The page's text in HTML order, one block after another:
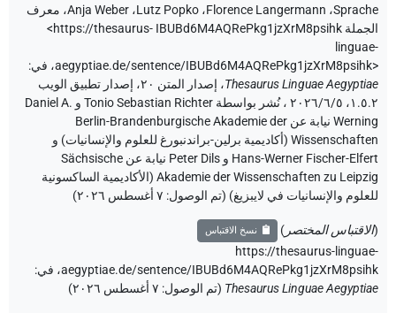
Sprache، Florence Langermann، Lutz Popko، Anja Weber، معرف
الجملة IBUBd6M4AQRePkg1jzXrM8psihk
<https://thesaurus-
linguae-
aegyptiae.de/sentence/IBUBd6M4AQRePkg1jzXrM8psihk>، في:
Thesaurus Linguae Aegyptiae،
إصدار المتن ٢٠، إصدار تطبيق الويب
۱.٥.٢، ٢٠٢٦/٦/٥ ، نُشر بواسطة Tonio Sebastian Richter و Daniel A.
Werning نيابة عن Berlin-Brandenburgische Akademie der
Wissenschaften (أكاديمية برلين-براندنبورغ للعلوم والإنسانيات) و
Hans-Werner Fischer-Elfert و Peter Dils نيابة عن Sächsische
Akademie der Wissenschaften zu Leipzig (الأكاديمية الساكسونية
للعلوم والإنسانيات في لايبزيغ) (تم الوصول: ٧ أغسطس ٢٠٢٦ )
(الاقتباس المختصر ) نسخ الاقتباس
https://thesaurus-linguae-
aegyptiae.de/sentence/IBUBd6M4AQRePkg1jzXrM8psihk، في:
Thesaurus Linguae Aegyptiae
(تم الوصول: ٧ أغسطس ٢٠٢٦ )